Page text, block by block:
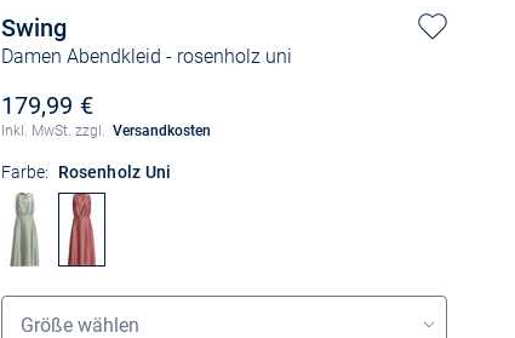
Swing
Damen Abendkleid - rosenholz uni
179,99 €
Inkl. MwSt. zzgl. Versandkosten
Farbe: Rosenholz Uni
Größenauswahl
Größe wählen